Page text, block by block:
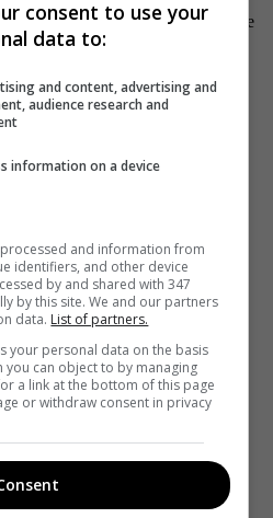
la sátira social de Mike White tiene
Oscar se transmitirán el 2 de
incómodo de The White Lotus
todo arde, incluso el alma
consent to use your
data to:
and content, advertising and
audience research and
information on a device
and information from
identifiers, and other device
by and shared with 347
by this site. We and our partners
data. List of partners.
your personal data on the basis
you can object to by managing
a link at the bottom of this page
or withdraw consent in privacy